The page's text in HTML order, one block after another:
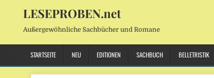
LESEPROBEN.net
Außergewöhnliche Sachbücher und Romane
STARTSEITE NEU EDITIONEN SACHBUCH BELLETRISTIK